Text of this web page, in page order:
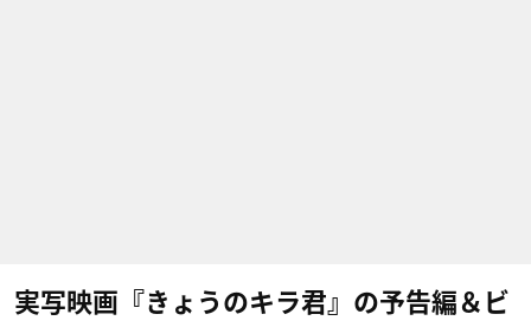
実写映画『きょうのキラ君』の予告編＆ビ